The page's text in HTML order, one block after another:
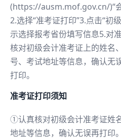
(https://ausm.mof.gov.cn/)“
2.选择“准考证打印”3.点击“初
示选择报考省份填写信息5.对
核对初级会计准考证上的姓名
号、考试地址等信息，确认无
打印。
准考证打印须知
①认真核对初级会计准考证姓
地址等信息，确认无误再打